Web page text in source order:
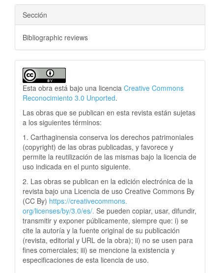
Sección
Bibliographic reviews
Esta obra está bajo una licencia Creative Commons
Reconocimiento 3.0 Unported.
Las obras que se publican en esta revista están sujetas
a los siguientes términos:
1. Carthaginensia conserva los derechos patrimoniales
(copyright) de las obras publicadas, y favorece y
permite la reutilización de las mismas bajo la licencia de
uso indicada en el punto siguiente.
2. Las obras se publican en la edición electrónica de la
revista bajo una Licencia de uso Creative Commons By
(CC By) https://creativecommons.
org/licenses/by/3.0/es/. Se pueden copiar, usar, difundir,
transmitir y exponer públicamente, siempre que: i) se
cite la autoría y la fuente original de su publicación
(revista, editorial y URL de la obra); ii) no se usen para
fines comerciales; iii) se mencione la existencia y
especificaciones de esta licencia de uso.